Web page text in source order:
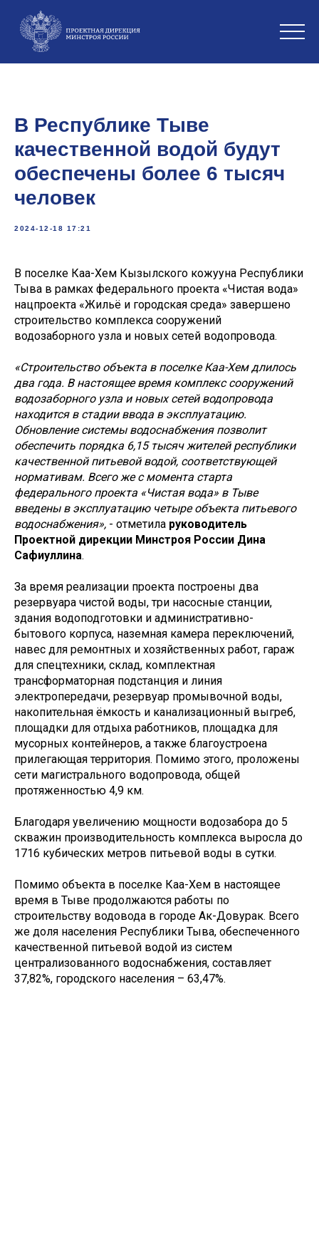
В Республике Тыве
качественной водой будут
обеспечены более 6 тысяч
человек
2024-12-18 17:21
В поселке Каа-Хем Кызылского кожууна Республики
Тыва в рамках федерального проекта «Чистая вода»
нацпроекта «Жильё и городская среда» завершено
строительство комплекса сооружений
водозаборного узла и новых сетей водопровода.
«Строительство объекта в поселке Каа-Хем длилось
два года. В настоящее время комплекс сооружений
водозаборного узла и новых сетей водопровода
находится в стадии ввода в эксплуатацию.
Обновление системы водоснабжения позволит
обеспечить порядка 6,15 тысяч жителей республики
качественной питьевой водой, соответствующей
нормативам. Всего же с момента старта
федерального проекта «Чистая вода» в Тыве
введены в эксплуатацию четыре объекта питьевого
водоснабжения», - отметила руководитель
Проектной дирекции Минстроя России Дина
Сафиуллина.
За время реализации проекта построены два
резервуара чистой воды, три насосные станции,
здания водоподготовки и административно-
бытового корпуса, наземная камера переключений,
навес для ремонтных и хозяйственных работ, гараж
для спецтехники, склад, комплектная
трансформаторная подстанция и линия
электропередачи, резервуар промывочной воды,
накопительная ёмкость и канализационный выгреб,
площадки для отдыха работников, площадка для
мусорных контейнеров, а также благоустроена
прилегающая территория. Помимо этого, проложены
сети магистрального водопровода, общей
протяженностью 4,9 км.
Благодаря увеличению мощности водозабора до 5
скважин производительность комплекса выросла до
1716 кубических метров питьевой воды в сутки.
Помимо объекта в поселке Каа-Хем в настоящее
время в Тыве продолжаются работы по
строительству водовода в городе Ак-Довурак. Всего
же доля населения Республики Тыва, обеспеченного
качественной питьевой водой из систем
централизованного водоснабжения, составляет
37,82%, городского населения – 63,47%.